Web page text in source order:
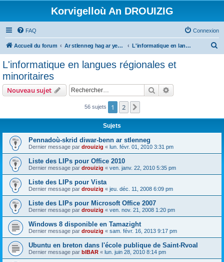
Korvigelloù An DROUIZIG
FAQ Connexion
Accueil du forum Ar stlenneg hag ar yezhoù bihan er bed a-bezh L'informatique en langues régionales et minoritaires
c
r
L'informatique en langues régionales et
minoritaires
Nouveau sujet Rechercher
56 sujets 1 2
Sujets
Pennadoù-skrid diwar-benn ar stlenneg
Dernier message par drouizig « lun. févr. 01, 2010 3:31 pm
Liste des LIPs pour Office 2010
Dernier message par drouizig « ven. janv. 22, 2010 5:35 pm
Liste des LIPs pour Vista
Dernier message par drouizig « jeu. déc. 11, 2008 6:09 pm
Liste des LIPs pour Microsoft Office 2007
Dernier message par drouizig « ven. nov. 21, 2008 1:20 pm
Windows 8 disponible en Tamazight
Dernier message par drouizig « sam. févr. 16, 2013 9:17 pm
Ubuntu en breton dans l'école publique de Saint-Rvoal
Dernier message par bIBAR « lun. juin 28, 2010 8:14 pm